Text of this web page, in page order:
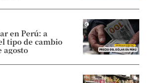
en Perú: a
tipo de cambio
agosto